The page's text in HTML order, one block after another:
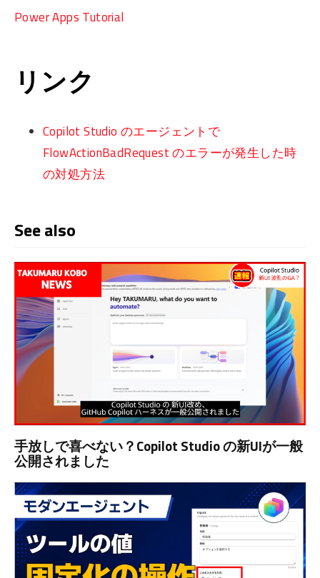
Power Apps Tutorial
リンク
Copilot Studio のエージェントで
FlowActionBadRequest のエラーが発生した時
の対処方法
See also
手放しで喜べない？Copilot Studio の新UIが一般
公開されました